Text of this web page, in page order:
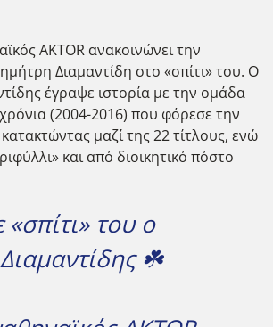
AKTOR ανακοινώνει την
Διαμαντίδη στο «σπίτι» του. Ο
έγραψε ιστορία με την ομάδα
(2004-2016) που φόρεσε την
μαζί της 22 τίτλους, ενώ
και από διοικητικό πόστο
του ο
☘️